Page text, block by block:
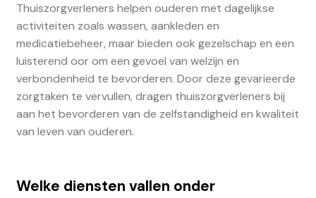
Thuiszorgverleners helpen ouderen met dagelijkse
activiteiten zoals wassen, aankleden en
medicatiebeheer, maar bieden ook gezelschap en een
luisterend oor om een gevoel van welzijn en
verbondenheid te bevorderen. Door deze gevarieerde
zorgtaken te vervullen, dragen thuiszorgverleners bij
aan het bevorderen van de zelfstandigheid en kwaliteit
van leven van ouderen.
Welke diensten vallen onder